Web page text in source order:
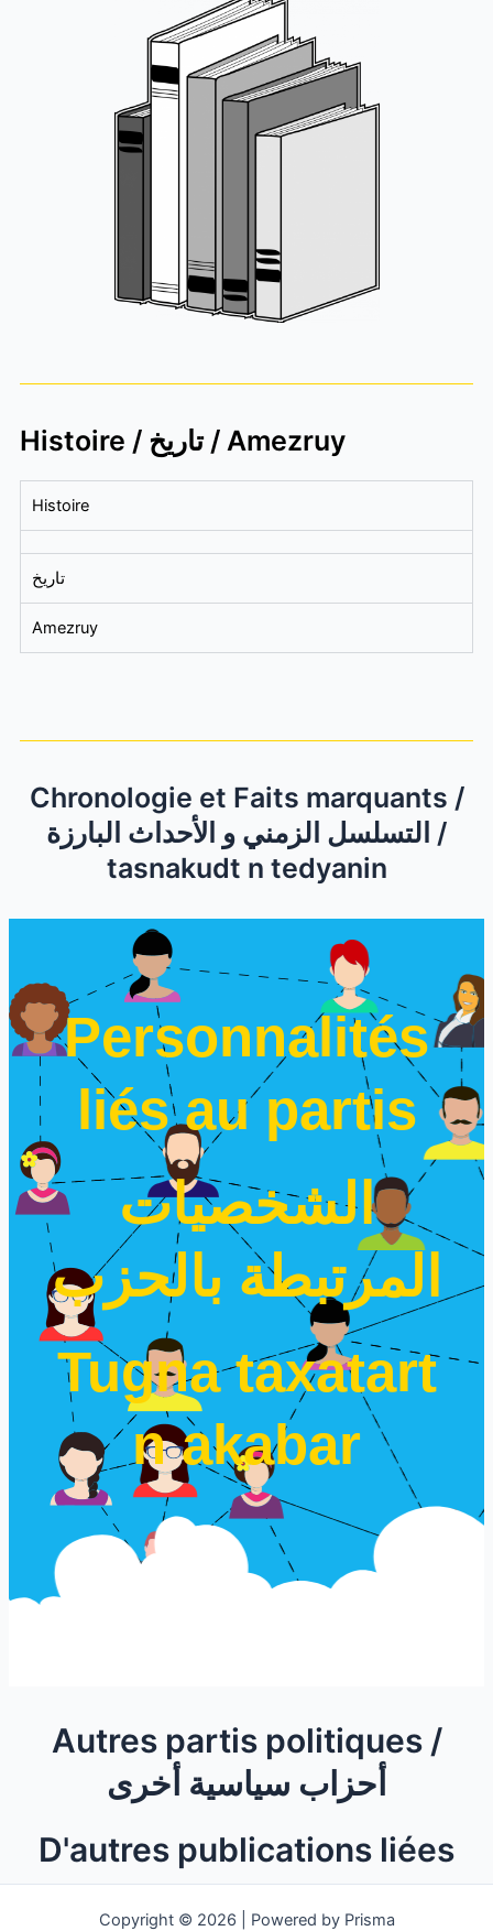
Histoire / تاريخ / Amezruy
Histoire
تاريخ
Amezruy
Chronologie et Faits marquants /
التسلسل الزمني و الأحداث البارزة /
tasnakudt n tedyanin
Personnalités
liés au partis
الشخصيات
المرتبطة بالحزب
Tugna taxatart
n akabar
Autres partis politiques /
أحزاب سياسية أخرى
D'autres publications liées
Copyright © 2026 | Powered by Prisma